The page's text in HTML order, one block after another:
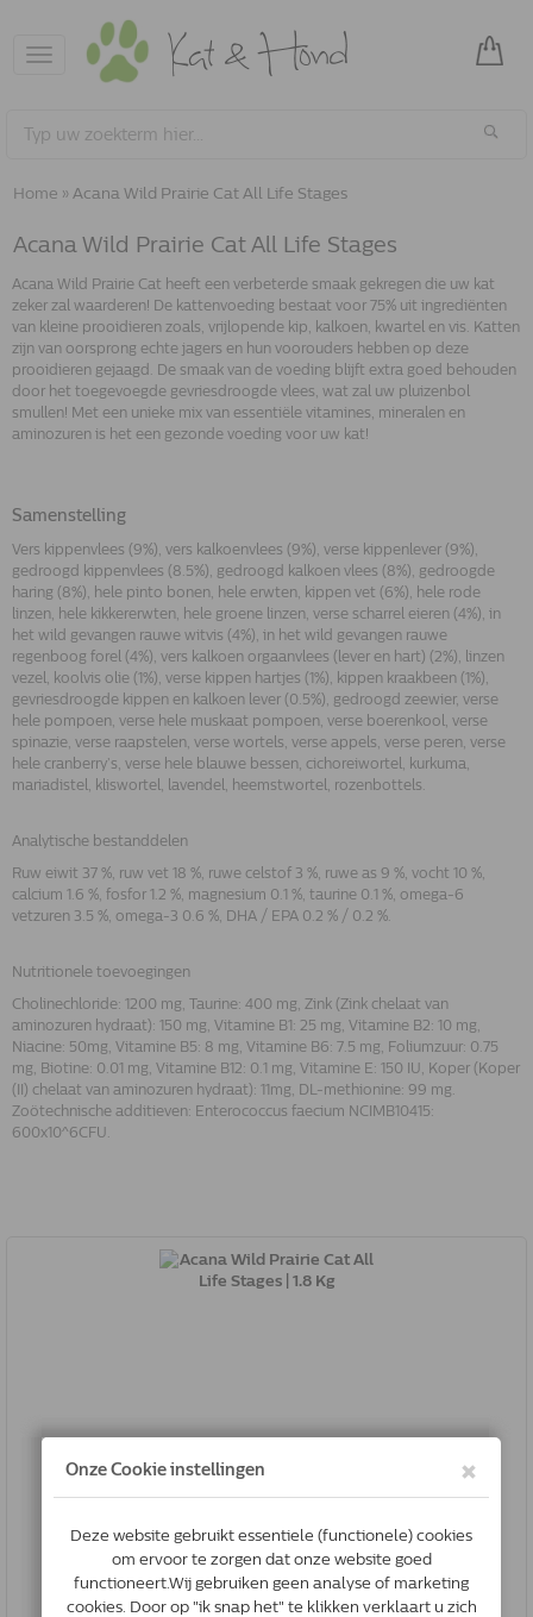
Toggle
navigation
Home » Acana Wild Prairie Cat All Life Stages
Acana Wild Prairie Cat All Life Stages
Acana Wild Prairie Cat heeft een verbeterde smaak gekregen die uw kat
zeker zal waarderen! De kattenvoeding bestaat voor 75% uit ingrediënten
van kleine prooidieren zoals, vrijlopende kip, kalkoen, kwartel en vis. Katten
zijn van oorsprong echte jagers en hun voorouders hebben op deze
prooidieren gejaagd. De smaak van de voeding blijft extra goed behouden
door het toegevoegde gevriesdroogde vlees, wat zal uw pluizenbol
smullen! Met een unieke mix van essentiële vitamines, mineralen en
aminozuren is het een gezonde voeding voor uw kat!
Samenstelling
Vers kippenvlees (9%), vers kalkoenvlees (9%), verse kippenlever (9%),
gedroogd kippenvlees (8.5%), gedroogd kalkoen vlees (8%), gedroogde
haring (8%), hele pinto bonen, hele erwten, kippen vet (6%), hele rode
linzen, hele kikkererwten, hele groene linzen, verse scharrel eieren (4%), in
het wild gevangen rauwe witvis (4%), in het wild gevangen rauwe
regenboog forel (4%), vers kalkoen orgaanvlees (lever en hart) (2%), linzen
vezel, koolvis olie (1%), verse kippen hartjes (1%), kippen kraakbeen (1%),
gevriesdroogde kippen en kalkoen lever (0.5%), gedroogd zeewier, verse
hele pompoen, verse hele muskaat pompoen, verse boerenkool, verse
spinazie, verse raapstelen, verse wortels, verse appels, verse peren, verse
hele cranberry’s, verse hele blauwe bessen, cichoreiwortel, kurkuma,
mariadistel, kliswortel, lavendel, heemstwortel, rozenbottels.
Analytische bestanddelen
Ruw eiwit 37 %, ruw vet 18 %, ruwe celstof 3 %, ruwe as 9 %, vocht 10 %,
calcium 1.6 %, fosfor 1.2 %, magnesium 0.1 %, taurine 0.1 %, omega-6
vetzuren 3.5 %, omega-3 0.6 %, DHA / EPA 0.2 % / 0.2 %.
Nutritionele toevoegingen
Cholinechloride: 1200 mg, Taurine: 400 mg, Zink (Zink chelaat van
aminozuren hydraat): 150 mg, Vitamine B1: 25 mg, Vitamine B2: 10 mg,
Niacine: 50mg, Vitamine B5: 8 mg, Vitamine B6: 7.5 mg, Foliumzuur: 0.75
mg, Biotine: 0.01 mg, Vitamine B12: 0.1 mg, Vitamine E: 150 IU, Koper (Koper
(II) chelaat van aminozuren hydraat): 11mg, DL-methionine: 99 mg.
Zoötechnische additieven: Enterococcus faecium NCIMB10415:
600x10^6CFU.
Acana Wild Prairie Cat All Life Stages | 1.8 Kg
Op voorraad
€32.89*